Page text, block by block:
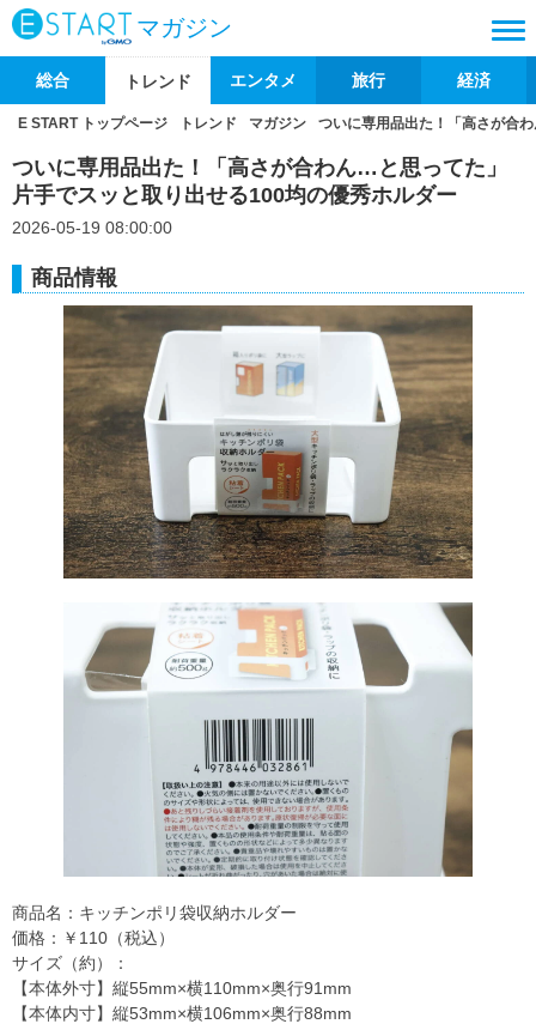
マガジン
総合 トレンド エンタメ 旅行 経済
E START トップページ トレンド マガジン ついに専用品出た！「高さが合
ついに専用品出た！「高さが合わん…と思ってた」
片手でスッと取り出せる100均の優秀ホルダー
2026-05-19 08:00:00
商品情報
商品名：キッチンポリ袋収納ホルダー
価格：￥110（税込）
サイズ（約）：
【本体外寸】縦55mm×横110mm×奥行91mm
【本体内寸】縦53mm×横106mm×奥行88mm